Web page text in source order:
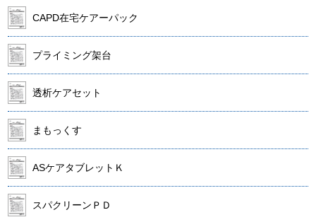
CAPD在宅ケアーパック
プライミング架台
透析ケアセット
まもっくす
ASケアタブレットＫ
スパクリーンＰＤ